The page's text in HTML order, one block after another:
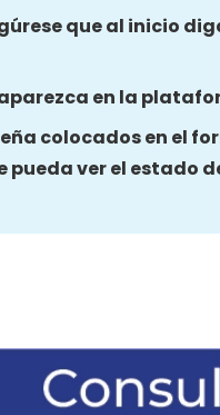
que al inicio
en la
colocados en el
ver el estado